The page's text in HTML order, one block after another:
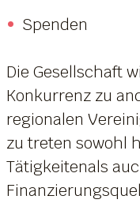
Spenden
Die Gesellschaft
Konkurrenz zu
regionalen
zu treten sowohl
Tätigkeitenals